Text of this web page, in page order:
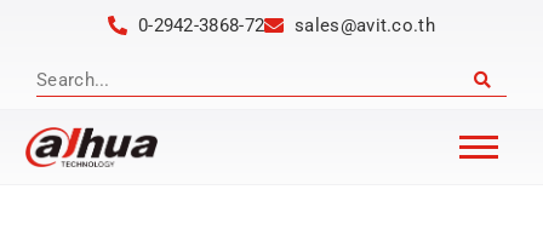
0-2942-3868-72 sales@avit.co.th